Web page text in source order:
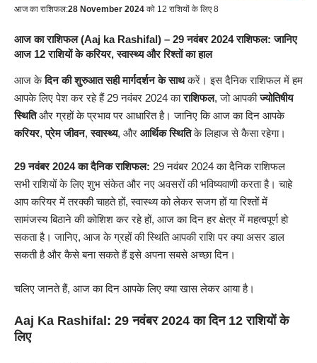
आज का राशिफल:28 November 2024 को 12 राशियों के लिए 8
आज का राशिफल (Aaj ka Rashifal) – 29 नवंबर 2024 राशिफल: जानिए
आज 12 राशियों के करियर, स्वास्थ्य और रिश्तों का हाल
आज केदिन की शुरुआत सही मार्गदर्शन के साथकरें। इस दैनिकराशिफलमें हम
आपके लिए पेश कर रहे हैं 29 नवंबर 2024 काराशिफल, जो आपकीज्योतिषीय
स्थितिऔर ग्रहों के प्रभाव पर आधारित है। जानिए कि आज का दिन आपके
करियर,प्रेम जीवन,स्वास्थ्य, और आर्थिक स्थितिके लिहाज से कैसा रहेगा।
29 नवंबर 2024 का दैनिक राशिफल: 29 नवंबर 2024 का दैनिकराशिफल
सभी राशियों के लिए शुभ संकेत और नए अवसरों की भविष्यवाणी करता है। चाहे
आप करियर में तरक्की चाहते हों, स्वास्थ्य को लेकर सजग हों या रिश्तों में
सामंजस्य बिठाने की कोशिश कर रहे हों, आज का दिन हर क्षेत्र में महत्वपूर्ण हो
सकता है। जानिए, आज के ग्रहों की स्थिति आपकी राशि पर क्या असर डाल
सकती है और कैसे बना सकते हैं इसे अपना सबसे अच्छा दिन।
चलिए जानते हैं, आज का दिन आपके लिए क्या खास लेकर आया है।
Aaj Ka Rashifal: 29 नवंबर 2024 का दिन 12 राशियों के
लिए